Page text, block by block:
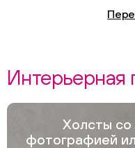
Интерьерная
Холсты со
фотографией